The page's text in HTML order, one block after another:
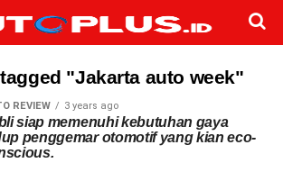
"Jakarta auto week"
REVIEW 3 years ago
siap memenuhi kebutuhan gaya
penggemar otomotif yang kian eco-